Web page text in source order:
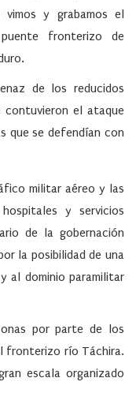
vimos y grabamos el
fronterizo de
de los reducidos
contuvieron el ataque
que se defendían con
militar aéreo y las
y servicios
de la gobernación
la posibilidad de una
al dominio paramilitar
por parte de los
fronterizo río Táchira.
escala organizado